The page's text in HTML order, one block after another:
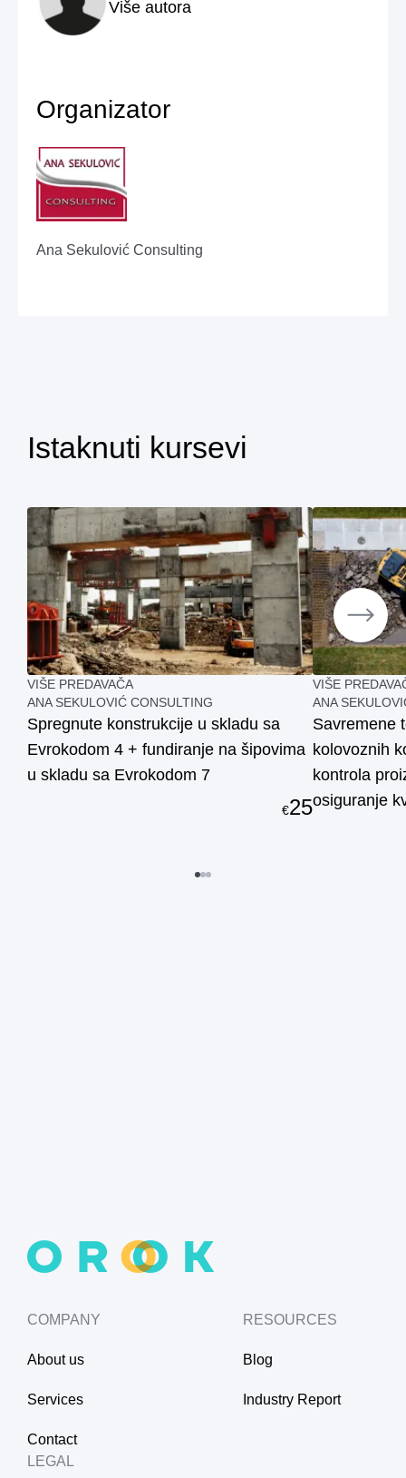
Više autora
Organizator
Ana Sekulović Consulting
Istaknuti kursevi
VIŠE PREDAVAČA
ANA SEKULOVIĆ CONSULTING
Spregnute konstrukcije u skladu sa
Evrokodom 4 + fundiranje na šipovima
u skladu sa Evrokodom 7
€25
VIŠE
ANA
Savremene
kolovoznih
kontrola
osiguranje
COMPANY
About us
Services
Contact
RESOURCES
Blog
Industry Report
LEGAL